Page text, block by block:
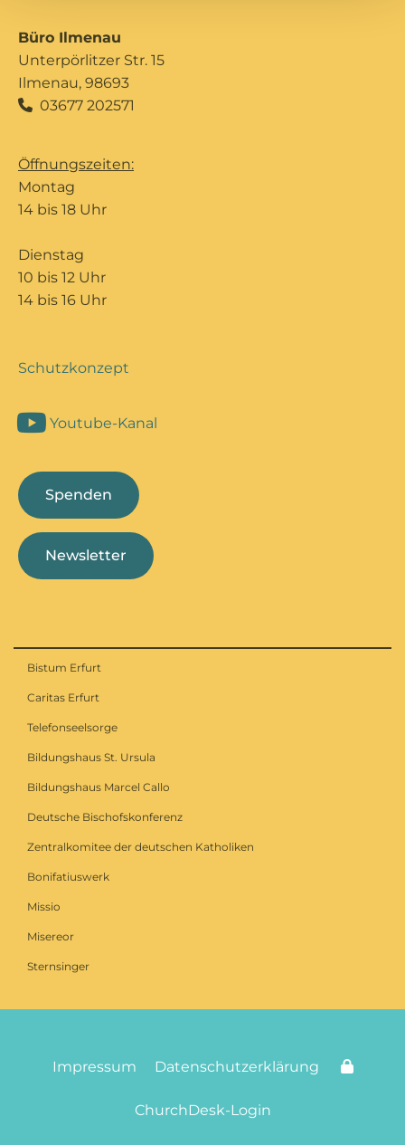
Büro Ilmenau
Unterpörlitzer Str. 15
Ilmenau, 98693
 03677 202571
Öffnungszeiten:
Montag
14 bis 18 Uhr
Dienstag
10 bis 12 Uhr
14 bis 16 Uhr
Schutzkonzept
Youtube-Kanal
Spenden
Newsletter
Bistum Erfurt
Caritas Erfurt
Telefonseelsorge
Bildungshaus St. Ursula
Bildungshaus Marcel Callo
Deutsche Bischofskonferenz
Zentralkomitee der deutschen Katholiken
Bonifatiuswerk
Missio
Misereor
Sternsinger
Impressum Datenschutzerklärung
ChurchDesk-Login